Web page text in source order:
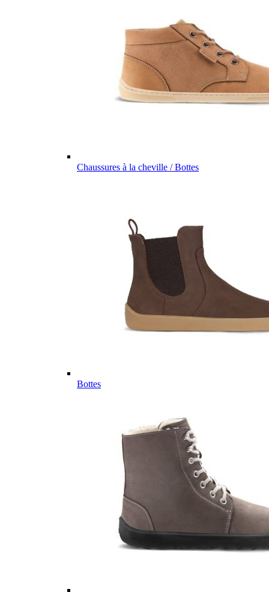
Chaussures à la cheville / Bottes
Bottes